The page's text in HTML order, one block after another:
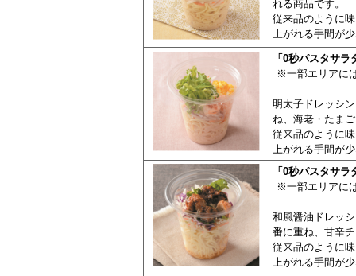
れる商品です。
従来品のように
上がれる手間が
「0秒パスタサ
※一部エリアに
明太子ドレッシ
ね、 海老・たま
従来品のように
上がれる手間が
「0秒パスタサ
※一部エリアに
和風醤油ドレッ
番に重ね、甘辛
従来品のように
上がれる手間が